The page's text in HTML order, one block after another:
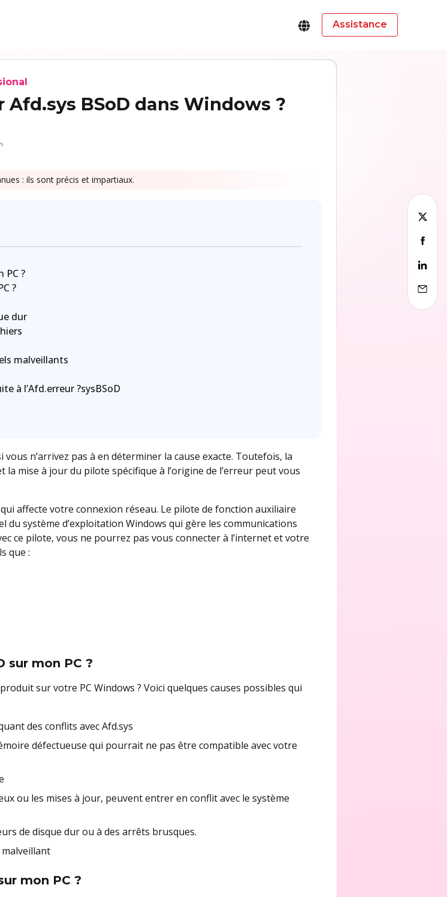
Assistance
BSoD dans Windows ?
: ils sont précis et impartiaux.
PC ?
?
dur
malveillants
à l’Afd.erreur ?sysBSoD
n’arrivez pas à en déterminer la cause exacte. Toutefois, la
mise à jour du pilote spécifique à l’origine de l’erreur peut vous
qui affecte votre connexion réseau. Le pilote de fonction auxiliaire
du système d’exploitation Windows qui gère les communications
ce pilote, vous ne pourrez pas vous connecter à l’internet et votre
que :
sur mon PC ?
sur votre PC Windows ? Voici quelques causes possibles qui
des conflits avec Afd.sys
défectueuse qui pourrait ne pas être compatible avec votre
ou les mises à jour, peuvent entrer en conflit avec le système
de disque dur ou à des arrêts brusques.
malveillant
mon PC ?